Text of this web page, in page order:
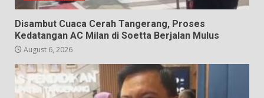
Disambut Cuaca Cerah Tangerang, Proses
Kedatangan AC Milan di Soetta Berjalan Mulus
August 6, 2026